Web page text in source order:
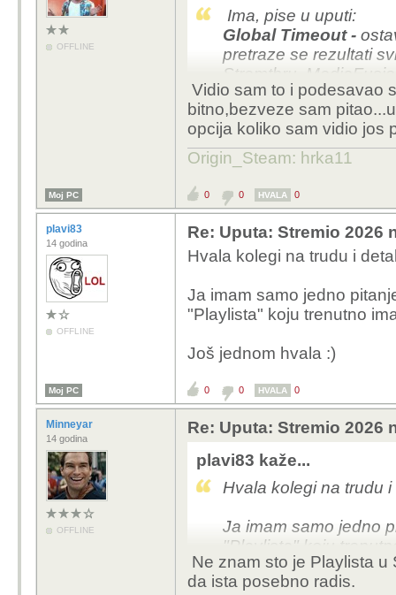
Jos mi je problem bio
prvi ako ima,ali to
OFFLINE
Ima, pise u uputi:
Global Timeout -
pretraze se rezultati
Stremthru,
obzirom na
Moze se prebaciti s
onda potencijalno
docekati rezultate
fitove.
Vidio sam to i podesavao
bitno,bezveze sam
opcija koliko sam vidio jos
Origin_Steam: hrka11
Moj PC 0 0 HVALA 0
plavi83
14 godina
OFFLINE
Re: Uputa: Stremio 2026
Hvala kolegi na trudu i
Ja imam samo jedno
"Playlista" koju trenutno
Još jednom hvala :)
Moj PC 0 0 HVALA 0
Minneyar
14 godina
OFFLINE
Re: Uputa: Stremio 2026
plavi83 kaže...
Hvala kolegi na trudu
Ja imam samo jedno
"Playlista" koju
Još jednom hvala :)
Ne znam sto je Playlista u
da ista posebno radis.